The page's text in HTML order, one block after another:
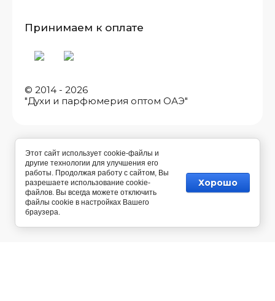
© 2014 - 2026
"Духи и парфюмерия оптом ОАЭ"
Принимаем к оплате
Разработка магазина косметики
Этот сайт использует cookie-файлы и
другие технологии для улучшения его
работы. Продолжая работу с сайтом, Вы
разрешаете использование cookie-
файлов. Вы всегда можете отключить
файлы cookie в настройках Вашего
браузера.
Хорошо